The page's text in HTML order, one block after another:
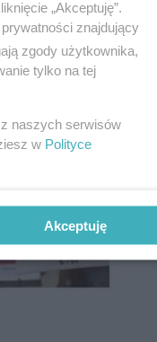
„Akceptuję”.
znajdujący
zgody użytkownika,
tylko na tej
naszych serwisów
w Polityce
Akceptuję